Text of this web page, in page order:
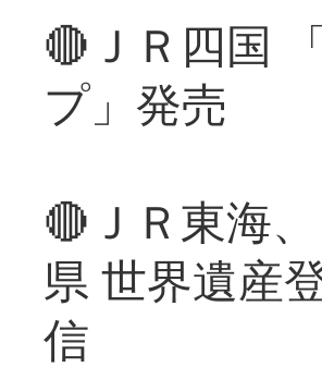
🔴ＪＲ四国
プ」発売
🔴ＪＲ東海
県 世界遺産
信